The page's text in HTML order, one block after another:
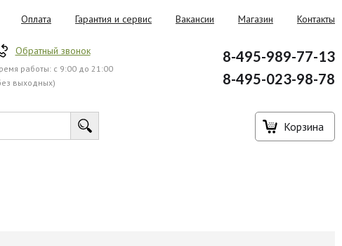
Оплата Гарантия и сервис Вакансии Магазин Контакты
Обратный звонок
работы: с 9:00 до 21:00
выходных)
8-495-989-77-13
8-495-023-98-78
Корзина